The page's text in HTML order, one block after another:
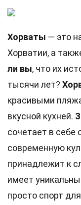
Хорваты — это
Хорватии, а
ли вы, что их
тысячи лет?
красивыми
вкусной кухней.
сочетает в себе
современную
принадлежит к
имеет
просто спорт